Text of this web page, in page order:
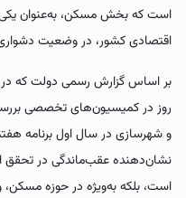
است که بخش مسکن، به‌عنوان یکی
اقتصادی کشور، در وضعیت دشواری
و شهرسازی در سال اول برنامه
نشان‌دهنده عقب‌ماندگی در
است، بلکه به‌ویژه در حوزه